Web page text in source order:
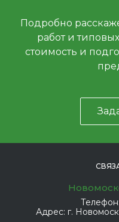
Подробно
работ и
стоимость и
Телефон:
Адрес: г.